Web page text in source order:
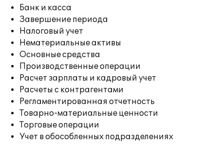
Банк и касса
Завершение периода
Налоговый учет
Нематериальные активы
Основные средства
Производственные операции
Расчет зарплаты и кадровый учет
Расчеты с контрагентами
Регламентированная отчетность
Товарно-материальные ценности
Торговые операции
Учет в обособленных подразделениях